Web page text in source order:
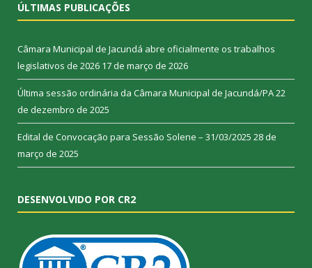
ÚLTIMAS PUBLICAÇÕES
Câmara Municipal de Jacundá abre oficialmente os trabalhos
legislativos de 2026 17 de março de 2026
Última sessão ordinária da Câmara Municipal de Jacundá/PA22
de dezembro de 2025
Edital de Convocação para Sessão Solene – 31/03/2025 28 de
março de 2025
DESENVOLVIDO POR CR2